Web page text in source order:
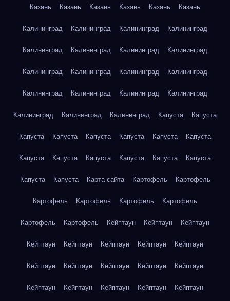
Казань Казань Казань Казань Казань Казань
Калининград Калининград Калининград Калининград
Калининград Калининград Калининград Калининград
Калининград Калининград Калининград Калининград
Калининград Калининград Калининград Калининград
Калининград Калининград Калининград Капуста Капуста
Капуста Капуста Капуста Капуста Капуста Капуста
Капуста Капуста Капуста Капуста Капуста Капуста
Капуста Капуста Карта сайта Картофель Картофель
Картофель Картофель Картофель Картофель
Картофель Картофель Кейптаун Кейптаун Кейптаун
Кейптаун Кейптаун Кейптаун Кейптаун Кейптаун
Кейптаун Кейптаун Кейптаун Кейптаун Кейптаун
Кейптаун Кейптаун Кейптаун Кейптаун Кейптаун